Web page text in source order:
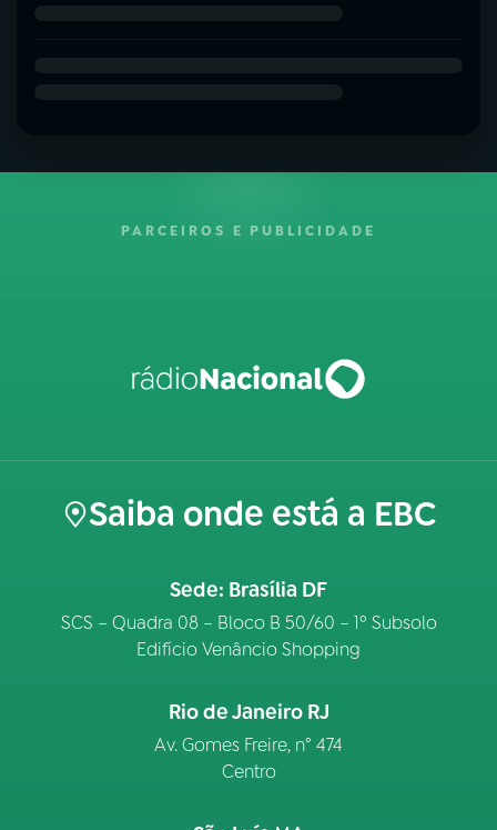
PARCEIROS E PUBLICIDADE
Saiba onde está a EBC
Sede: Brasília DF
SCS – Quadra 08 – Bloco B 50/60 – 1º Subsolo
Edifício Venâncio Shopping
Rio de Janeiro RJ
Av. Gomes Freire, n° 474
Centro